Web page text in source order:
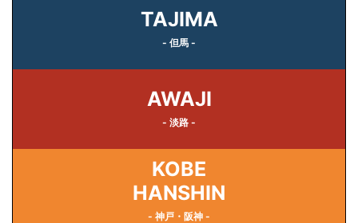
TAJIMA
- 但馬 -
AWAJI
- 淡路 -
KOBE
HANSHIN
- 神戸・阪神 -